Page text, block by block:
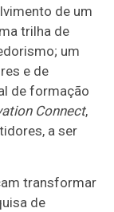
de um
trilha de
um
e de
de formação
Connect,
a ser
transformar
de